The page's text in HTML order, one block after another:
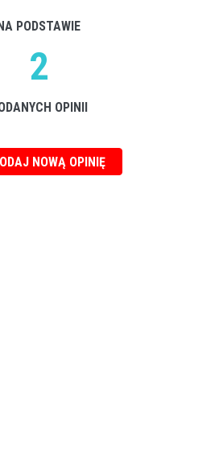
PODSTAWIE
2
OPINII
NOWĄ OPINIĘ